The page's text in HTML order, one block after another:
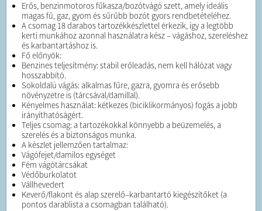
Erős, benzinmotoros fűkasza/bozótvágó szett, amely ideális
magas fű, gaz, gyom és sűrűbb bozót gyors rendbetételéhez.
A csomag 18 darabos tartozékkészlettel érkezik, így a legtöbb
kerti munkához azonnal használatra kész – vágáshoz, szereléshez
és karbantartáshoz is.
Fő előnyök:
Benzines teljesítmény: stabil erőleadás, nem kell hálózat vagy
hosszabbító.
Sokoldalú vágás: alkalmas fűre, gazra, gyomra és erősebb
növényzetre is (tárcsával/damillal).
Kényelmes használat: kétkezes (biciklikormányos) fogás a jobb
irányíthatóságért.
Teljes csomag: a tartozékokkal könnyebb a beüzemelés, a
szerelés és a biztonságos munka.
A készlet jellemzően tartalmaz:
Vágófejet/damilos egységet
Fém vágótárcsákat
Védőburkolatot
Vállhevedert
Keverő/flakont és alap szerelő–karbantartó kiegészítőket (a
pontos darablista a csomagban található).